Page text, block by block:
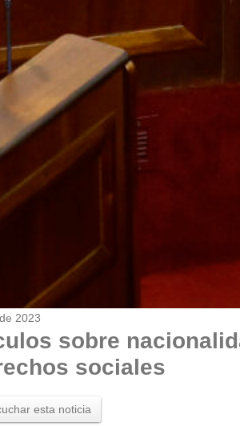
2023
sobre
sociales
esta noticia